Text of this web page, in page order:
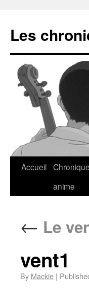
Les
Accueil
anime
← Le
vent1
By Mackie |